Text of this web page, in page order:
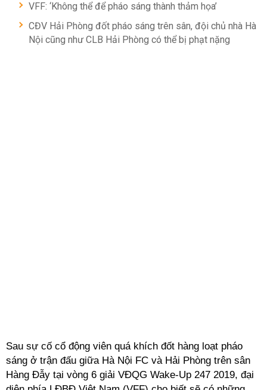
VFF: ‘Không thể để pháo sáng thành thảm họa’
CĐV Hải Phòng đốt pháo sáng trên sân, đội chủ nhà Hà
Nội cũng như CLB Hải Phòng có thể bị phạt nặng
Sau sự cố cổ động viên quá khích đốt hàng loạt pháo
sáng ở trận đấu giữa Hà Nội FC và Hải Phòng trên sân
Hàng Đẫy tại vòng 6 giải VĐQG Wake-Up 247 2019, đại